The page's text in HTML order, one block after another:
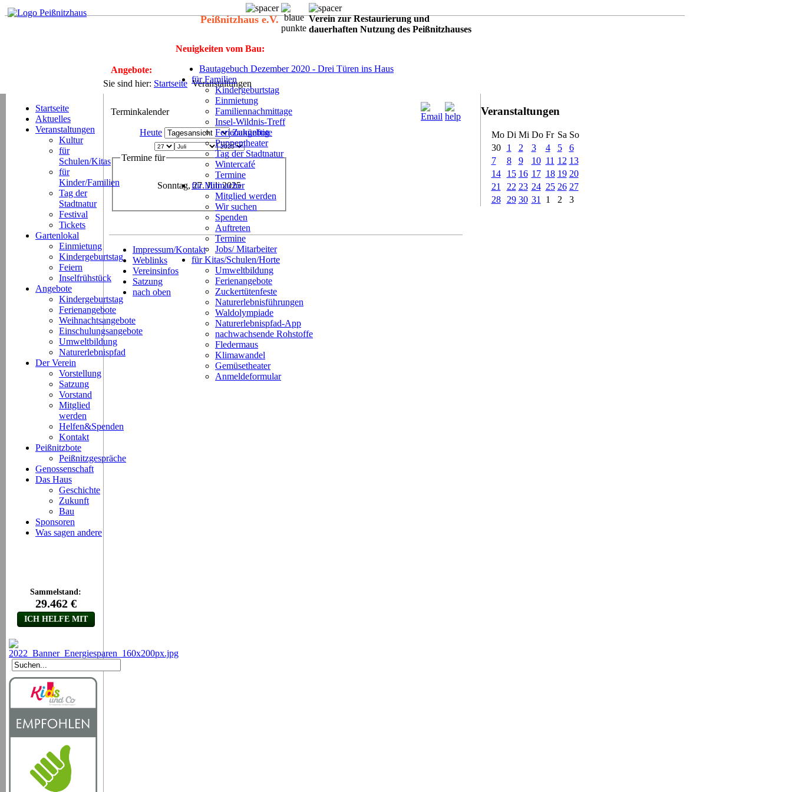
Peißnitzhaus e.V.
Verein zur Restaurierung und
dauerhaften Nutzung des Peißnitzhauses
Neuigkeiten vom Bau:
Bautagebuch Dezember 2020 - Drei Türen ins Haus
für Familien
Kindergeburtstag
Einmietung
Familiennachmittage
Insel-Wildnis-Treff
Ferienangebote
Puppentheater
Tag der Stadtnatur
Wintercafé
Termine
für Mitmacher
Mitglied werden
Wir suchen
Spenden
Auftreten
Termine
Jobs/ Mitarbeiter
für Kitas/Schulen/Horte
Umweltbildung
Ferienangebote
Zuckertütenfeste
Naturerlebnisführungen
Waldolympiade
Naturerlebnispfad-App
nachwachsende Rohstoffe
Fledermaus
Klimawandel
Gemüsetheater
Anmeldeformular
Angebote:
Sie sind hier: Startseite Veranstaltungen
Startseite
Aktuelles
Veranstaltungen
Kultur
für
Schulen/Kitas
für
Kinder/Familien
Tag der
Stadtnatur
Festival
Tickets
Gartenlokal
Einmietung
Kindergeburtstag
Feiern
Inselfrühstück
Angebote
Kindergeburtstag
Ferienangebote
Weihnachtsangebote
Einschulungsangebote
Umweltbildung
Naturerlebnispfad
Der Verein
Vorstellung
Satzung
Vorstand
Mitglied
werden
Helfen&Spenden
Kontakt
Peißnitzbote
Peißnitzgespräche
Genossenschaft
Das Haus
Geschichte
Zukunft
Bau
Sponsoren
Was sagen andere
Veranstaltungen
Mo Di Mi Do Fr Sa So
30
1 2 3 4 5
6
7
8 9 10 11 12 13
14
15 16 17 18 19 20
21
22 23 24 25 26 27
28
29 30 31 1 2 3
Terminkalender
Heute Zukünftig
Termine für
Sonntag, 27. Juli 2025
Impressum/Kontakt
Weblinks
Vereinsinfos
Satzung
nach oben